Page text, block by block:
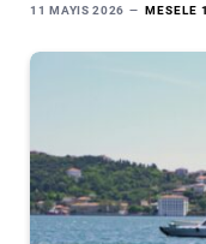
11 MAYIS 2026 MESELE